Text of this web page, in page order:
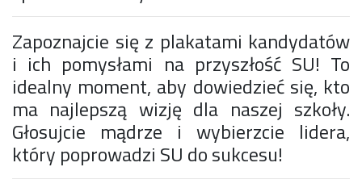
Newsy
Obóz adaptacyjny
Polityka ochrony dzieci
Przewodniczący Rady Szkoły
Szkoła zimowa
Warsztaty interdyscyplinarne
Wykaz podręczników
Zajęcia pozalekcyjne
Zapoznajcie się z plakatami kandydatów
i ich pomysłami na przyszłość SU! To
idealny moment, aby dowiedzieć się, kto
ma najlepszą wizję dla naszej szkoły.
Głosujcie mądrze i wybierzcie lidera,
który poprowadzi SU do sukcesu!